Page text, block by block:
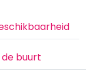
de buurt